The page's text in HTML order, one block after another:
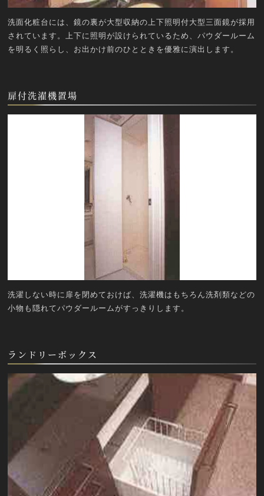
洗面化粧台には、鏡の裏が大型収納の上下照明付大型三面鏡が採用
されています。上下に照明が設けられているため、パウダールーム
を明るく照らし、お出かけ前のひとときを優雅に演出します。
扉付洗濯機置場
洗濯しない時に扉を閉めておけば、洗濯機はもちろん洗剤類などの
小物も隠れてパウダールームがすっきりします。
ランドリーボックス